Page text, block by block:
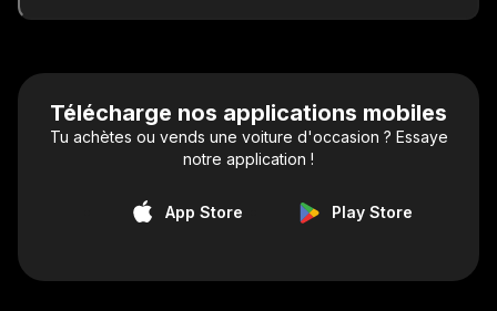
Télécharge nos applications mobiles
Tu achètes ou vends une voiture d'occasion ? Essaye
notre application !
App Store Play Store